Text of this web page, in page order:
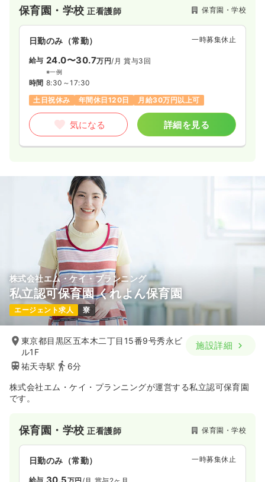
を身につけることが出来るよう努めています。JR山手線「目黒
駅」から徒歩7分の住宅街の中に位置し、近隣には日出中学校や
目黒区立下目黒小学校がある文教地域です。
保育園・学校正看護師 保育園・学校
日勤のみ（常勤） 一時募集休止
給与 24.0〜30.7万円/月 賞与3回
※一例
時間 8:30～17:30
土日祝休み
年間休日120日 月給30万円以上可
気になる 詳細を見る
株式会社エム・ケイ・プランニング
私立認可保育園 くれよん保育園
エージェント求人 寮
東京都目黒区五本木二丁目15番9号秀永ビ
ル1F
祐天寺駅
6分
施設詳細
株式会社エム・ケイ・プランニングが運営する私立認可保育園
です。
保育園・学校正看護師 保育園・学校
日勤のみ（常勤） 一時募集休止
給与